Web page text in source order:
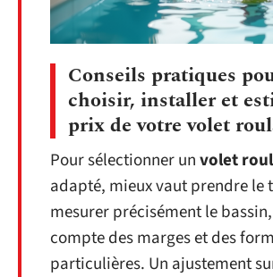
Conseils pratiques
choisir, installer et
prix de votre volet
Pour sélectionner unvolet
adapté, mieux vaut prendre le
mesurer précisément le
compte des marges et des
particulières. Un ajustement